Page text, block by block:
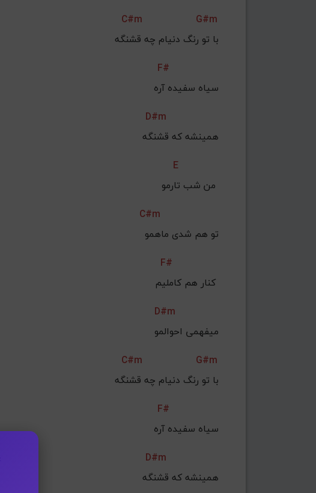
C#m
G#m
با تو رنگ دنیام چه قشنگه
F#
سیاه سفیده آره
D#m
همینشه که قشنگه
E
C#m
تو هم شدی ماهمو
F#
D#m
میفهمی احوالمو
C#m
G#m
با تو رنگ دنیام چه قشنگه
F#
سیاه سفیده آره
D#m
همینشه که قشنگه